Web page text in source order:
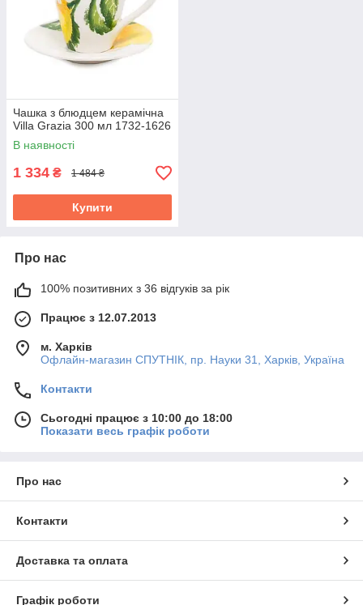
Чашка з блюдцем керамічна
Villa Grazia 300 мл 1732-1626
В наявності
1 334 ₴ 1 484 ₴
Купити
Про нас
100% позитивних з 36 відгуків за рік
Працює з 12.07.2013
м. Харків
Офлайн-магазин СПУТНІК, пр. Науки 31, Харків, Україна
Контакти
Сьогодні працює з 10:00 до 18:00
Показати весь графік роботи
Про нас
Контакти
Доставка та оплата
Графік роботи